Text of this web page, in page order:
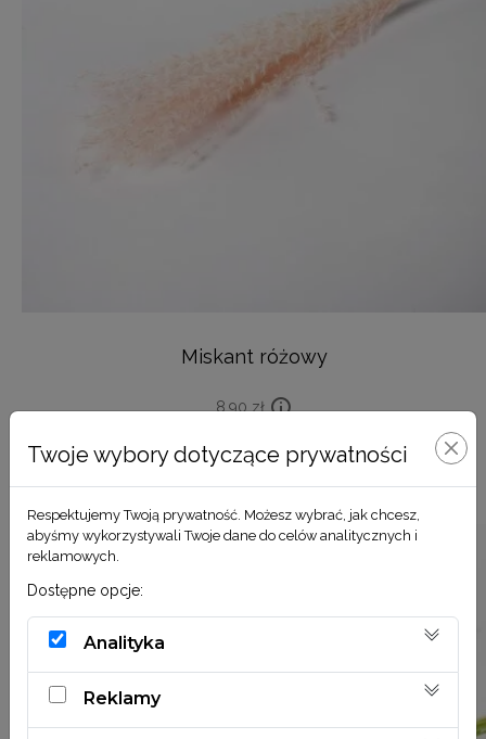
Miskant różowy
8,90 zł
DODAJ DO KOSZYKA
Twoje wybory dotyczące prywatności
Respektujemy Twoją prywatność. Możesz wybrać, jak chcesz,
abyśmy wykorzystywali Twoje dane do celów analitycznych i
reklamowych.
Dostępne opcje:
Analityka
Reklamy